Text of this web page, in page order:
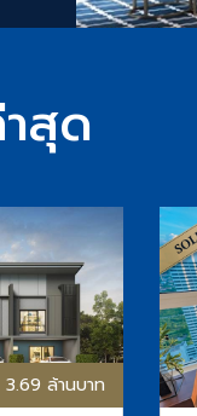
สุด
3.69 ล้านบาท